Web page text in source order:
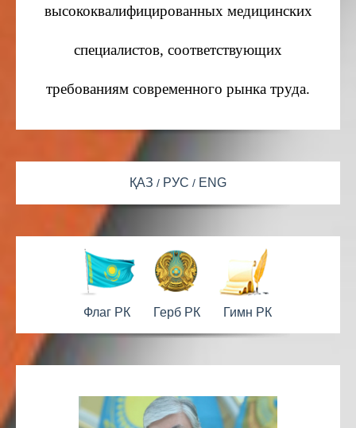
высококвалифицированных медицинских
специалистов, соответствующих
требованиям современного рынка труда.
ҚАЗ РУС ENG
Флаг РК Герб РК Гимн РК